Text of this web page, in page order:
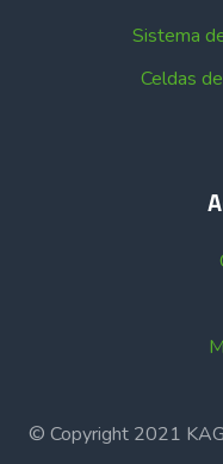
Sistema
Celdas
© Copyright 2021